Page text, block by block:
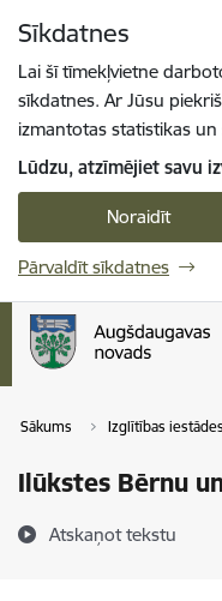
Sīkdatnes
Lai šī tīmekļvietne
sīkdatnes. Ar Jūsu
izmantotas statistikas
Lūdzu, atzīmējiet savu
Noraidīt
Pārvaldīt sīkdatnes
Sākums Izglītības iestādes
Ilūkstes Bērnu
Atskaņot tekstu